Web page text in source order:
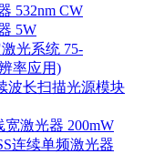
532nm CW
5W
光系统 75-
率应用)
波长扫描光源模块
宽激光器 200mW
连续单频激光器